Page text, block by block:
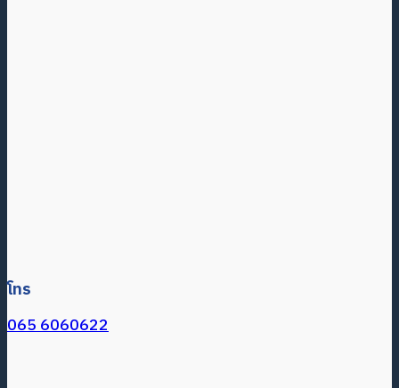
โทร
065 6060622